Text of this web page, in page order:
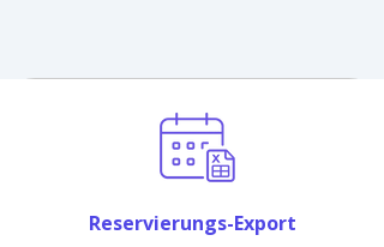
Reservierungs-Export